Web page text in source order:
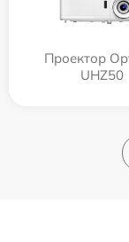
Проектор
UHZ50